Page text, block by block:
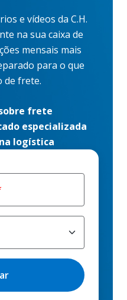
e vídeos da C.H.
na sua caixa de
mensais mais
para o que
de frete.
frete
especializada
logística